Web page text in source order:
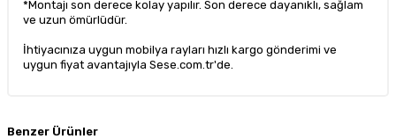
*Montajı son derece kolay yapılır. Son derece dayanıklı, sağlam
ve uzun ömürlüdür.
İhtiyacınıza uygun mobilya rayları hızlı kargo gönderimi ve
uygun fiyat avantajıyla Sese.com.tr'de.
Benzer Ürünler